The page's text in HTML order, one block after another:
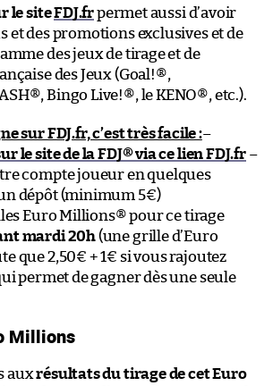
le siteFDJ.frpermet aussi d’avoir
et des promotions exclusives et de
des jeux de tirage et de
des Jeux (Goal!®,
Bingo Live!®, le KENO®, etc.).
sur FDJ.fr, c’est très facile :–
le site de la FDJ® via ce lien FDJ.fr –
compte joueur en quelques
dépôt (minimum 5€)
Euro Millions® pour ce tirage
mardi 20h(une grille d’Euro
que 2,50€ + 1€ si vous rajoutez
permet de gagner dès une seule
Millions
auxrésultats du tirage de cet Euro